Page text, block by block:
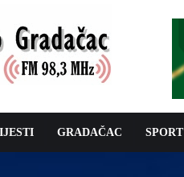
GRADAČAC SPORT